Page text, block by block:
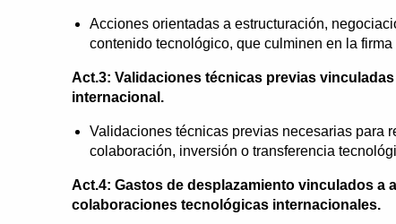
Acciones orientadas a estructuración,
contenido tecnológico, que culminen en la
Act.3: Validaciones técnicas previas
internacional.
Validaciones técnicas previas necesarias para
colaboración, inversión o transferencia
Act.4: Gastos de desplazamiento vinculados
colaboraciones tecnológicas internacionales.